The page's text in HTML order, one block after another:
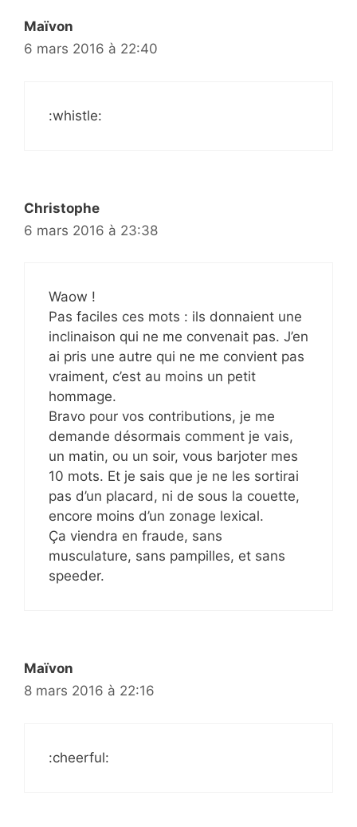
Maïvon
6 mars 2016 à 22:40
:whistle:
Christophe
6 mars 2016 à 23:38
Waow !
Pas faciles ces mots : ils donnaient une
inclinaison qui ne me convenait pas. J’en
ai pris une autre qui ne me convient pas
vraiment, c’est au moins un petit
hommage.
Bravo pour vos contributions, je me
demande désormais comment je vais,
un matin, ou un soir, vous barjoter mes
10 mots. Et je sais que je ne les sortirai
pas d’un placard, ni de sous la couette,
encore moins d’un zonage lexical.
Ça viendra en fraude, sans
musculature, sans pampilles, et sans
speeder.
Maïvon
8 mars 2016 à 22:16
:cheerful: